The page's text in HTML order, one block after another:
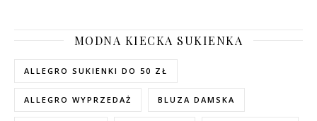
MODNA KIECKA SUKIENKA
ALLEGRO SUKIENKI DO 50 ZŁ
ALLEGRO WYPRZEDAŻ BLUZA DAMSKA